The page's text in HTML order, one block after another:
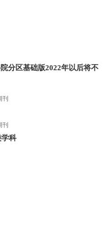
分区基础版2022年以后将不
刊
刊
学科